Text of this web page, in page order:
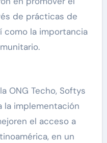
de prácticas de
como la importancia
ONG Techo, Softys
la implementación
el acceso a
en un